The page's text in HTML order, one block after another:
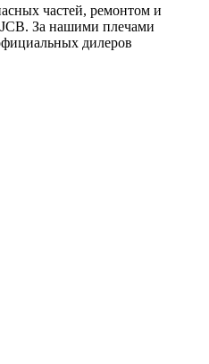
частей, ремонтом и
За нашими плечами
дилеров